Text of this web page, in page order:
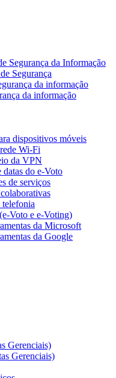
Segurança da Informação
Segurança
da informação
da informação
dispositivos móveis
Wi-Fi
da VPN
datas do e-Voto
de serviços
Voto e e-Voting)
da Microsoft
da Google
Gerenciais)
Gerenciais)